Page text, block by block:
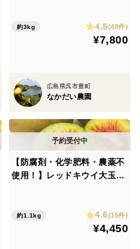
少品種
約3kg 4.5(48件)
¥7,800
広島県呉市豊町
なかだい農園
【防腐剤・化学肥料・農薬不
使用！】レッドキウイ大玉1.
品種
約1.1kg 4.6(15件)
¥4,450